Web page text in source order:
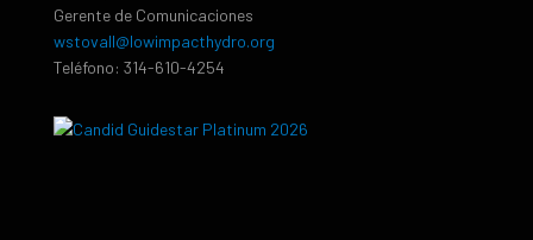
Gerente de Comunicaciones
wstovall@lowimpacthydro.org
Teléfono: 314-610-4254